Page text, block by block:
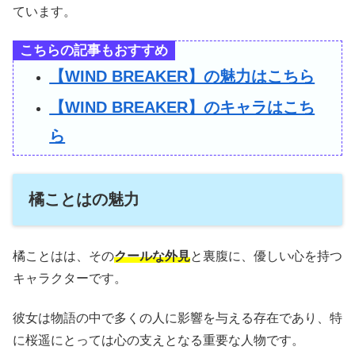
ています。
こちらの記事もおすすめ
【WIND BREAKER】の魅力はこちら
【WIND BREAKER】のキャラはこち
ら
橘ことはの魅力
橘ことはは、そのクールな外見と裏腹に、優しい心を持つ
キャラクターです。
彼女は物語の中で多くの人に影響を与える存在であり、特
に桜遥にとっては心の支えとなる重要な人物です。